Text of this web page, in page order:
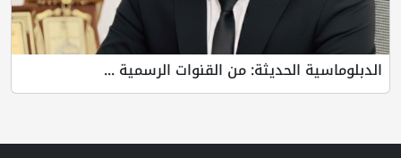
من القنوات الرسمية ...